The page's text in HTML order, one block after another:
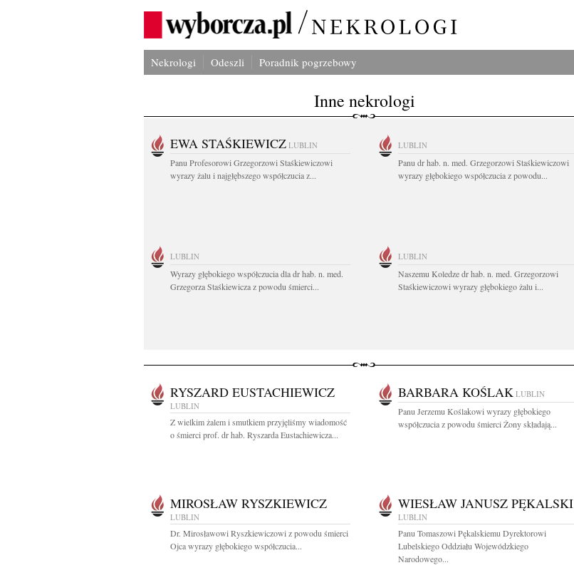
Nekrologi Odeszli Poradnik pogrzebowy
Inne nekrologi
EWA STAŚKIEWICZ LUBLIN
Panu Profesorowi Grzegorzowi Staśkiewiczowi
wyrazy żalu i najgłębszego współczucia z...
LUBLIN
Panu dr hab. n. med. Grzegorzowi Staśkiewiczowi
wyrazy głębokiego współczucia z powodu...
LUBLIN
Wyrazy głębokiego współczucia dla dr hab. n. med.
Grzegorza Staśkiewicza z powodu śmierci...
LUBLIN
Naszemu Koledze dr hab. n. med. Grzegorzowi
Staśkiewiczowi wyrazy głębokiego żalu i...
RYSZARD EUSTACHIEWICZ
LUBLIN
Z wielkim żalem i smutkiem przyjęliśmy wiadomość
o śmierci prof. dr hab. Ryszarda Eustachiewicza...
BARBARA KOŚLAK LUBLIN
Panu Jerzemu Koślakowi wyrazy głębokiego
współczucia z powodu śmierci Żony składają...
MIROSŁAW RYSZKIEWICZ
LUBLIN
Dr. Mirosławowi Ryszkiewiczowi z powodu śmierci
Ojca wyrazy głębokiego współczucia...
WIESŁAW JANUSZ PĘKALSKI
LUBLIN
Panu Tomaszowi Pękalskiemu Dyrektorowi
Lubelskiego Oddziału Wojewódzkiego
Narodowego...